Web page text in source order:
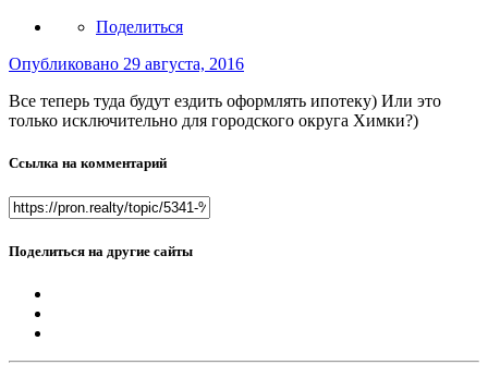
Поделиться
Опубликовано 29 августа, 2016
Все теперь туда будут ездить оформлять ипотеку) Или это
только исключительно для городского округа Химки?)
Ссылка на комментарий
Поделиться на другие сайты